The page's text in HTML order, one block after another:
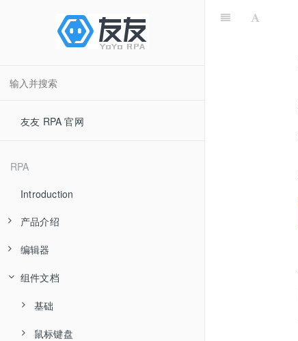
友友 RPA 官网
RPA
Introduction
产品介绍
产品优势
应用场景
产品分类
账号分类
编辑器
快速入门
界面简介
创建流程
流程组件
子流程
常用工具
组件文档
基础
声明变量
鼠标键盘